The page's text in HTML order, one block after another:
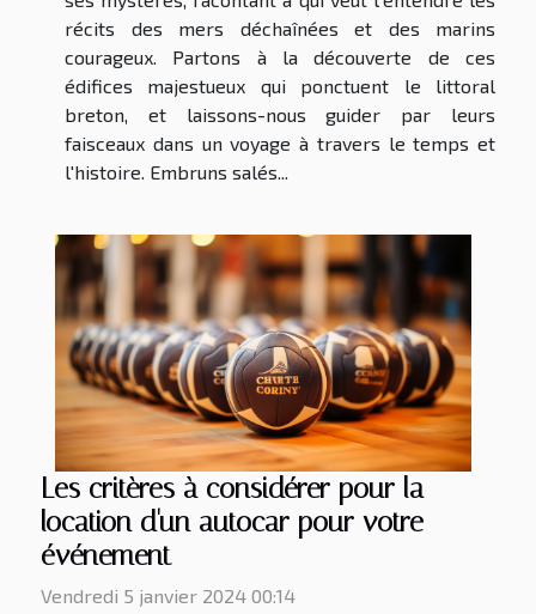
récits des mers déchaînées et des marins
courageux. Partons à la découverte de ces
édifices majestueux qui ponctuent le littoral
breton, et laissons-nous guider par leurs
faisceaux dans un voyage à travers le temps et
l'histoire. Embruns salés...
Les critères à considérer pour la
location d'un autocar pour votre
événement
Vendredi 5 janvier 2024 00:14